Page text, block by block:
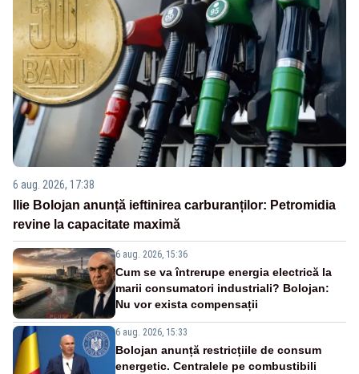
6 aug. 2026, 17:38
Ilie Bolojan anunță ieftinirea carburanților: Petromidia
revine la capacitate maximă
6 aug. 2026, 15:36
Cum se va întrerupe energia electrică la
marii consumatori industriali? Bolojan:
Nu vor exista compensații
6 aug. 2026, 15:33
Bolojan anunță restricțiile de consum
energetic. Centralele pe combustibili